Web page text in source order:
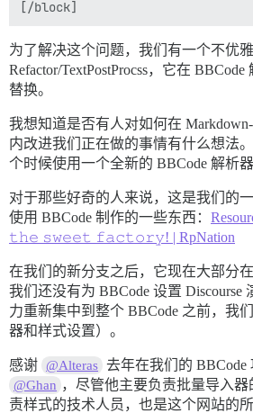
为了解决这个问题，我们有一个不优
Refactor/TextPostProcss，它在
替换。
我想知道是否有人对如何在 Markdown-
内改进我们正在做的事情有什么想法
个时候使用一个全新的 BBCode 解析
对于那些好奇的人来说，这是我们的
使用 BBCode 制作的一些东西：
𝚝𝚑𝚎 𝚜𝚠𝚎𝚎𝚝 𝚏𝚊𝚌𝚝𝚘𝚛𝚢! | RpNation
在我们的新分支之后，它现在大部分
我们还没有为 BBCode 设置 Discourse
力重新集中到整个 BBCode 之前，我
器和样式设置）。
感谢 @Alteras 去年在我们的
@Ghan ，尽管他主要负责批量导入
责样式的技术人员，也是这个网站的所